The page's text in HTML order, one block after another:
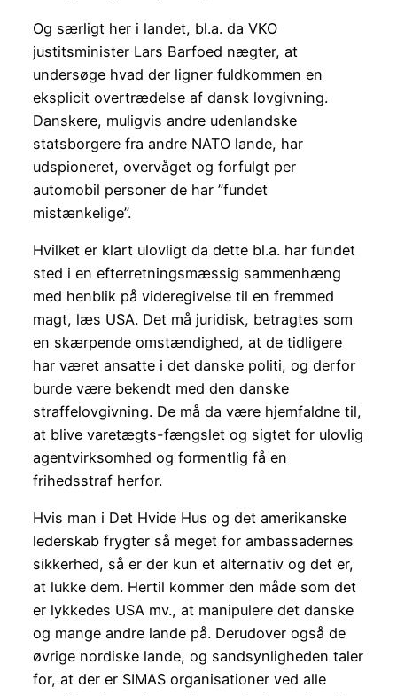
Og særligt her i landet, bl.a. da VKO
justitsminister Lars Barfoed nægter, at
undersøge hvad der ligner fuldkommen en
eksplicit overtrædelse af dansk lovgivning.
Danskere, muligvis andre udenlandske
statsborgere fra andre NATO lande, har
udspioneret, overvåget og forfulgt per
automobil personer de har ”fundet
mistænkelige”.
Hvilket er klart ulovligt da dette bl.a. har fundet
sted i en efterretningsmæssig sammenhæng
med henblik på videregivelse til en fremmed
magt, læs USA. Det må juridisk, betragtes som
en skærpende omstændighed, at de tidligere
har været ansatte i det danske politi, og derfor
burde være bekendt med den danske
straffelovgivning. De må da være hjemfaldne til,
at blive varetægts-fængslet og sigtet for ulovlig
agentvirksomhed og formentlig få en
frihedsstraf herfor.
Hvis man i Det Hvide Hus og det amerikanske
lederskab frygter så meget for ambassadernes
sikkerhed, så er der kun et alternativ og det er,
at lukke dem. Hertil kommer den måde som det
er lykkedes USA mv., at manipulere det danske
og mange andre lande på. Derudover også de
øvrige nordiske lande, og sandsynligheden taler
for, at der er SIMAS organisationer ved alle